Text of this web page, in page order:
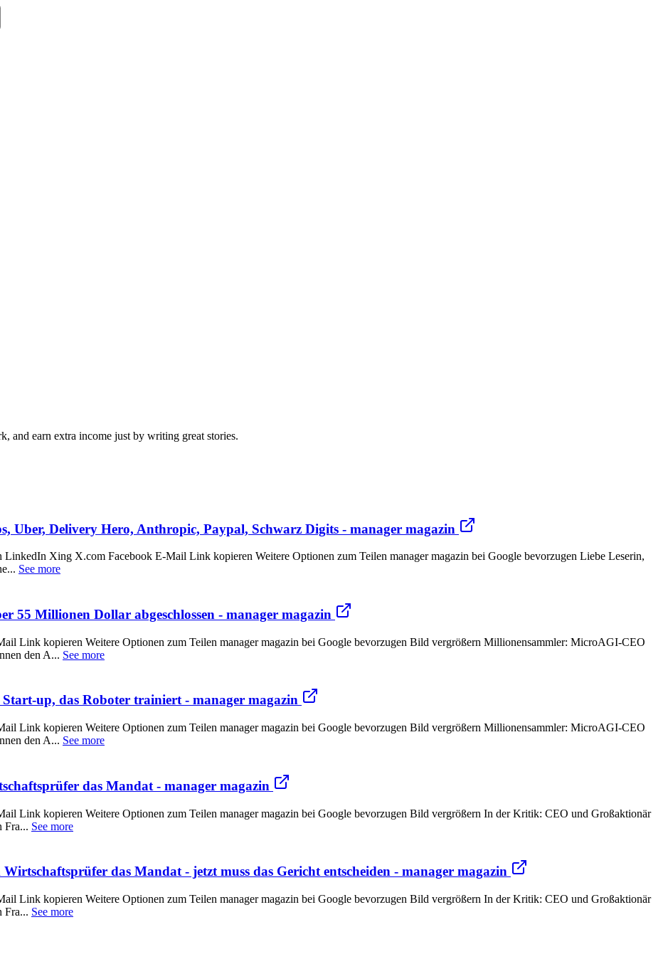
and earn extra income just by writing great stories.
Uber, Delivery Hero, Anthropic, Paypal, Schwarz Digits - manager magazin
Xing X.com Facebook E-Mail Link kopieren Weitere Optionen zum Teilen manager magazin bei Google bevorzugen Liebe Leserin,
See more
55 Millionen Dollar abgeschlossen - manager magazin
Link kopieren Weitere Optionen zum Teilen manager magazin bei Google bevorzugen Bild vergrößern Millionensammler: MicroAGI-CEO
den A... See more
up, das Roboter trainiert - manager magazin
Link kopieren Weitere Optionen zum Teilen manager magazin bei Google bevorzugen Bild vergrößern Millionensammler: MicroAGI-CEO
den A... See more
das Mandat - manager magazin
Link kopieren Weitere Optionen zum Teilen manager magazin bei Google bevorzugen Bild vergrößern In der Kritik: CEO und Großaktionär
Fra... See more
das Mandat - jetzt muss das Gericht entscheiden - manager magazin
Link kopieren Weitere Optionen zum Teilen manager magazin bei Google bevorzugen Bild vergrößern In der Kritik: CEO und Großaktionär
Fra... See more